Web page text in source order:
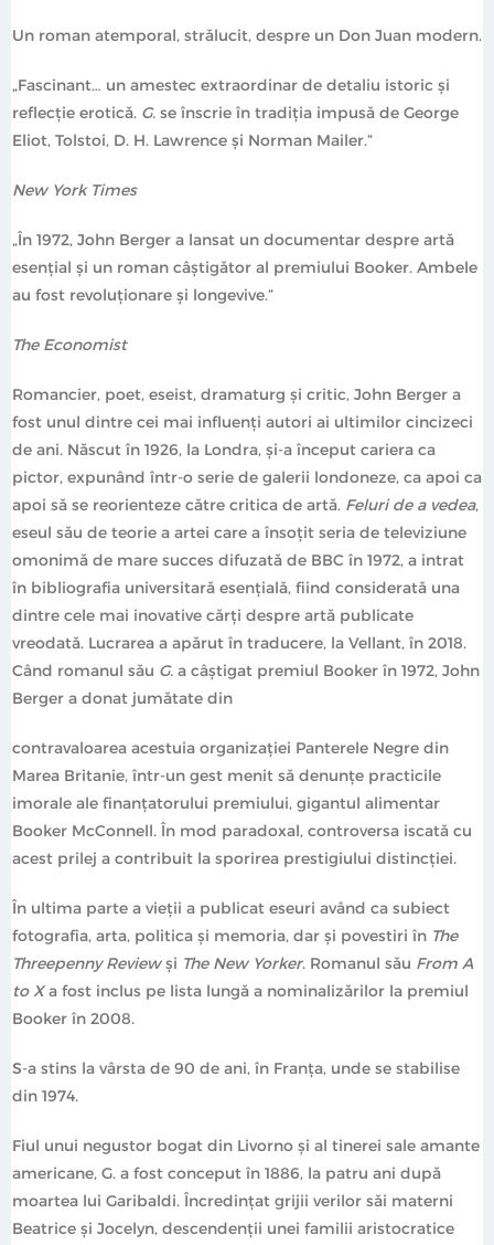
autodistrugere. Îl vom regăsi, rafinat paneuropeanante
secolului al XX-lea: Paris, Milano, Londra, Triest.
Cosmopolit, poliglot, senzualist
acoperi, cu interesul rece al martorului distant, marile
timpului său, într-un total dispreț față de ideea de
soartă ca un dat.
izbucnirea Primului Război Mondial,
redescoperit.
Un roman atemporal, strălucit, despre un Don Juan modern.
„Fascinant… un amestec extraordinar de detaliu istoric și
reflecție erotică. G. se înscrie în tradiția impusă de George
Eliot, Tolstoi, D. H. Lawrence și Norman Mailer.”
New York Times
„În 1972, John Berger a lansat un documentar despre artă
esențial și un roman câștigător al premiului Booker. Ambele
au fost revoluționare și longevive.”
The Economist
Romancier, poet, eseist, dramaturg şi critic, John Berger a
fost unul dintre cei mai influenți autori ai ultimilor cincizeci
de ani. Născut în 1926, la Londra, și-a început cariera ca
pictor, expunând într-o serie de galerii londoneze, ca apoi ca
apoi să se reorienteze către critica de artă. Feluri de a vedea,
eseul său de teorie a artei care a însoțit seria de televiziune
omonimă de mare succes difuzată de BBC în 1972, a intrat
în bibliografia universitară esențială, fiind considerată una
dintre cele mai inovative cărți despre artă publicate
vreodată. Lucrarea a apărut în traducere, la Vellant, în 2018.
Când romanul său G. a câștigat premiul Booker în 1972, John
Berger a donat jumătate din
contravaloarea acestuia organizației Panterele Negre din
Marea Britanie, într-un gest menit să denunțe practicile
imorale ale finanțatorului premiului, gigantul alimentar
Booker McConnell. În mod paradoxal, controversa iscată cu
acest prilej a contribuit la sporirea prestigiului distincției.
În ultima parte a vieții a publicat eseuri având ca subiect
fotografia, arta, politica și memoria, dar și povestiri în The
Threepenny Reviewși The New Yorker. Romanul său From A
to Xa fost inclus pe lista lungă a nominalizărilor la premiul
Booker în 2008.
S-a stins la vârsta de 90 de ani, în Franța, unde se stabilise
din 1974.
Fiul unui negustor bogat din Livorno și al tinerei sale amante
americane, G. a fost conceput în 1886, la patru ani după
moartea lui Garibaldi. Încredințat grijii verilor săi materni
Beatrice și Jocelyn, descendenții unei familii aristocratice